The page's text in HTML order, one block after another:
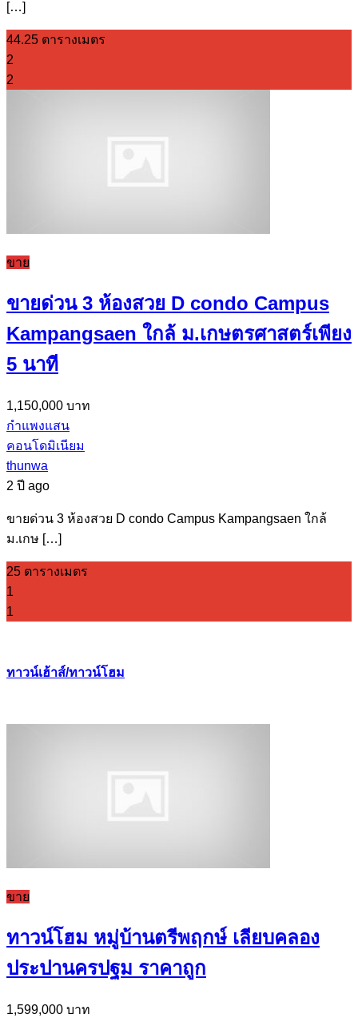
[…]
44.25 ตารางเมตร
2
2
ขาย
ขายด่วน 3 ห้องสวย D condo Campus
Kampangsaen ใกล้ ม.เกษตรศาสตร์เพียง
5 นาที
1,150,000 บาท
กำแพงแสน
คอนโดมิเนียม
thunwa
2 ปี ago
ขายด่วน 3 ห้องสวย D condo Campus Kampangsaen ใกล้
ม.เกษ […]
25 ตารางเมตร
1
1
ทาวน์เฮ้าส์/ทาวน์โฮม
ขาย
ทาวน์โฮม หมู่บ้านตรีพฤกษ์ เลียบคลอง
ประปานครปฐม ราคาถูก
1,599,000 บาท